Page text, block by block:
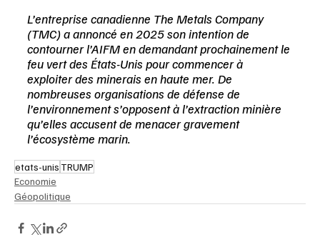
L’entreprise canadienne The Metals Company
(TMC) a annoncé en 2025 son intention de
contourner l’AIFM en demandant prochainement le
feu vert des États-Unis pour commencer à
exploiter des minerais en haute mer. De
nombreuses organisations de défense de
l’environnement s’opposent à l’extraction minière
qu’elles accusent de menacer gravement
l’écosystème marin.
etats-unis TRUMP
Economie
Géopolitique